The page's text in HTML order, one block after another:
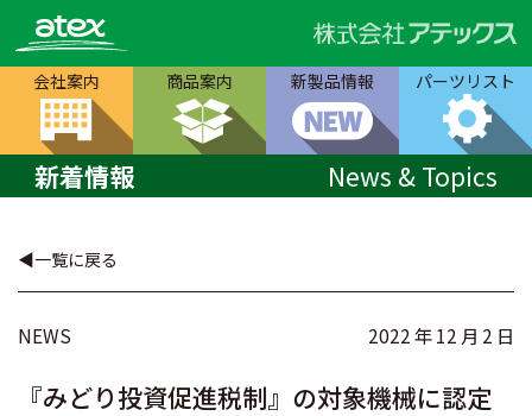
会社案内 商品案内 新製品情報 パーツリスト
新着情報 News & Topics
一覧に戻る
NEWS 2022 年 12 月 2 日
『みどり投資促進税制』の対象機械に認定